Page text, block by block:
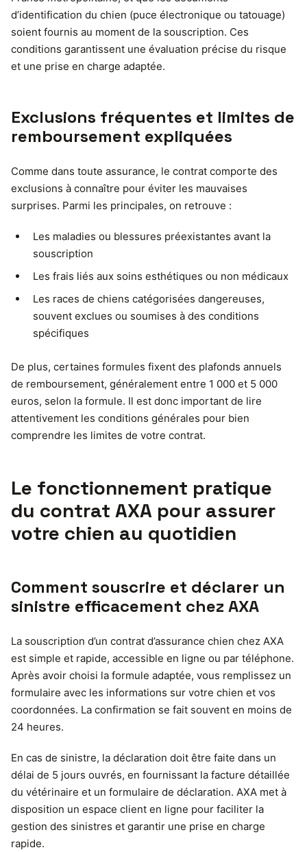
d’identification du chien (puce électronique ou tatouage)
soient fournis au moment de la souscription. Ces
conditions garantissent une évaluation précise du risque
et une prise en charge adaptée.
Exclusions fréquentes et limites de
remboursement expliquées
Comme dans toute assurance, le contrat comporte des
exclusions à connaître pour éviter les mauvaises
surprises. Parmi les principales, on retrouve :
Les maladies ou blessures préexistantes avant la
souscription
Les frais liés aux soins esthétiques ou non médicaux
Les races de chiens catégorisées dangereuses,
souvent exclues ou soumises à des conditions
spécifiques
De plus, certaines formules fixent des plafonds annuels
de remboursement, généralement entre 1 000 et 5 000
euros, selon la formule. Il est donc important de lire
attentivement les conditions générales pour bien
comprendre les limites de votre contrat.
Le fonctionnement pratique
du contrat AXA pour assurer
votre chien au quotidien
Comment souscrire et déclarer un
sinistre efficacement chez AXA
La souscription d’un contrat d’assurance chien chez AXA
est simple et rapide, accessible en ligne ou par téléphone.
Après avoir choisi la formule adaptée, vous remplissez un
formulaire avec les informations sur votre chien et vos
coordonnées. La confirmation se fait souvent en moins de
24 heures.
En cas de sinistre, la déclaration doit être faite dans un
délai de 5 jours ouvrés, en fournissant la facture détaillée
du vétérinaire et un formulaire de déclaration. AXA met à
disposition un espace client en ligne pour faciliter la
gestion des sinistres et garantir une prise en charge
rapide.